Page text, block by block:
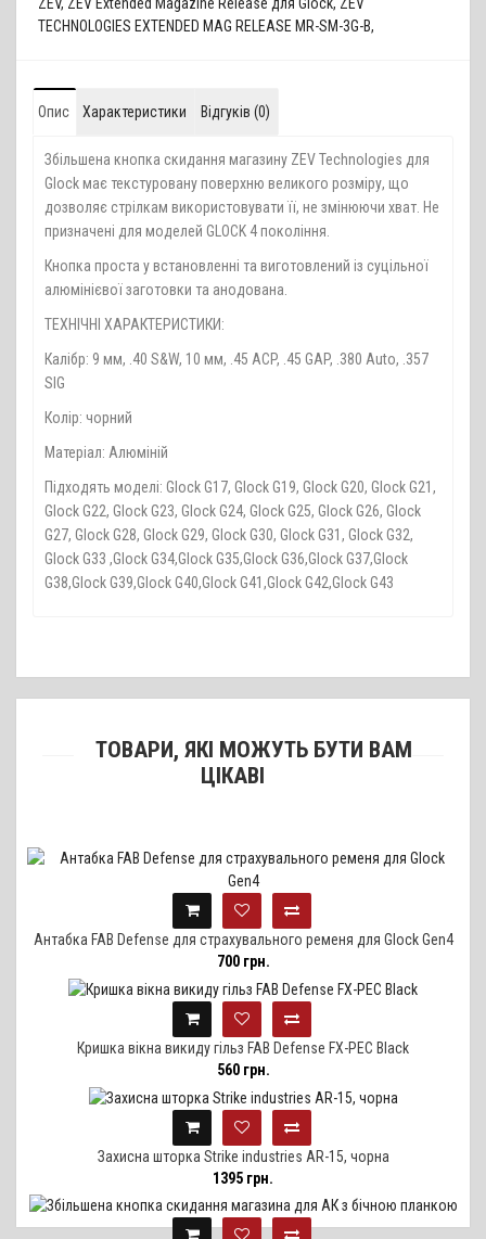
TECHNOLOGIES EXTENDED MAG RELEASE MR-SM-3G-B,
Опис Характеристики Відгуків (0)
Збільшена кнопка скидання магазину ZEV Technologies для
Glock має текстуровану поверхню великого розміру, що
дозволяє стрілкам використовувати її, не змінюючи хват. Не
призначені для моделей GLOCK 4 покоління.
Кнопка проста у встановленні та виготовлений із суцільної
алюмінієвої заготовки та анодована.
ТЕХНІЧНІ ХАРАКТЕРИСТИКИ:
Калібр: 9 мм, .40 S&W, 10 мм, .45 ACP, .45 GAP, .380 Auto, .357
SIG
Колір: чорний
Матеріал: Алюміній
Підходять моделі: Glock G17, Glock G19, Glock G20, Glock G21,
Glock G22, Glock G23, Glock G24, Glock G25, Glock G26, Glock
G27, Glock G28, Glock G29, Glock G30, Glock G31, Glock G32,
Glock G33 ,Glock G34,Glock G35,Glock G36,Glock G37,Glock
G38,Glock G39,Glock G40,Glock G41,Glock G42,Glock G43
ТОВАРИ, ЯКІ МОЖУТЬ БУТИ ВАМ
ЦІКАВІ
Антабка FAB Defense для страхувального ременя для Glock Gen4
700 грн.
Кришка вікна викиду гільз FAB Defense FX-PEC Black
560 грн.
Захисна шторка Strike industries AR-15, чорна
1395 грн.